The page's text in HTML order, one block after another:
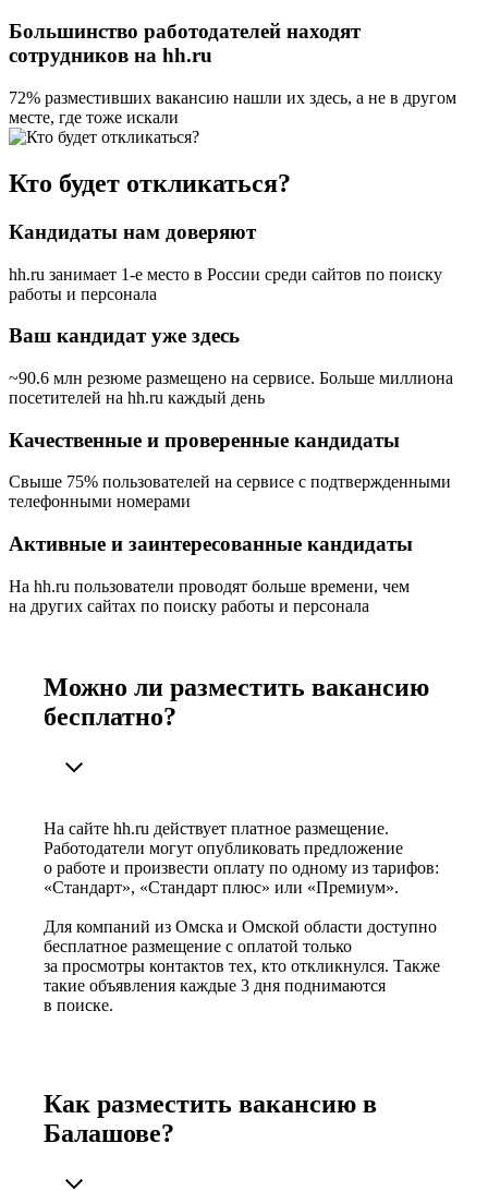
Большинство работодателей находят
сотрудников на hh.ru
72% разместивших вакансию нашли их здесь, а не в другом
месте, где тоже искали
Кто будет откликаться?
Кандидаты нам доверяют
hh.ru занимает 1-е место в России среди сайтов по поиску
работы и персонала
Ваш кандидат уже здесь
~90.6 млн резюме размещено на сервисе. Больше миллиона
посетителей на hh.ru каждый день
Качественные и проверенные кандидаты
Свыше 75% пользователей на сервисе с подтвержденными
телефонными номерами
Активные и заинтересованные кандидаты
На hh.ru пользователи проводят больше времени, чем
на других сайтах по поиску работы и персонала
Можно ли разместить вакансию
бесплатно?
На сайте hh.ru действует платное размещение.
Работодатели могут опубликовать предложение
о работе и произвести оплату по одному из тарифов:
«Стандарт», «Стандарт плюс» или «Премиум».
Для компаний из Омска и Омской области доступно
бесплатное размещение с оплатой только
за просмотры контактов тех, кто откликнулся. Также
такие объявления каждые 3 дня поднимаются
в поиске.
Как разместить вакансию в
Балашове?